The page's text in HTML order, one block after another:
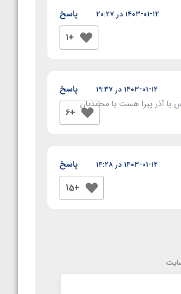
۱۴۰۳-۰۱-۱۲ در ۲۰:۲۷
+1
پاسخ
۱۴۰۳-۰۱-۱۲ در ۱۹:۳۷
یا آذر پیرا هست یا محمدیان
+6
پاسخ
۱۴۰۳-۰۱-۱۲ در ۱۴:۲۸
+15
پاسخ